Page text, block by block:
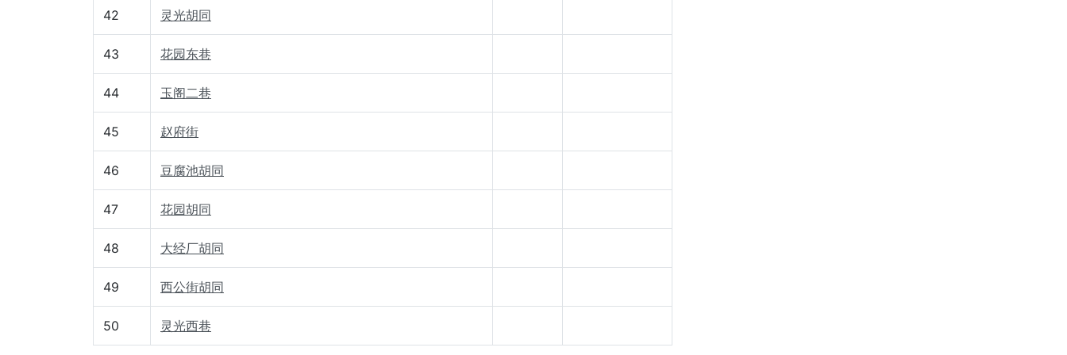
42 灵光胡同
43 花园东巷
44 玉阁二巷
45 赵府街
46 豆腐池胡同
47 花园胡同
48 大经厂胡同
49 西公街胡同
50 灵光西巷